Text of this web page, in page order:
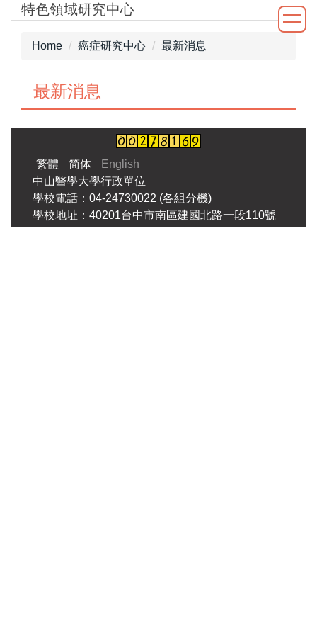
Jump
特色領域研究中心
Home 癌症研究中心 最新消息
最新消息
繁體 简体
English
中山醫學大學行政單位
學校電話：04-24730022 (各組分機)
學校地址：40201台中市南區建國北路一段110號